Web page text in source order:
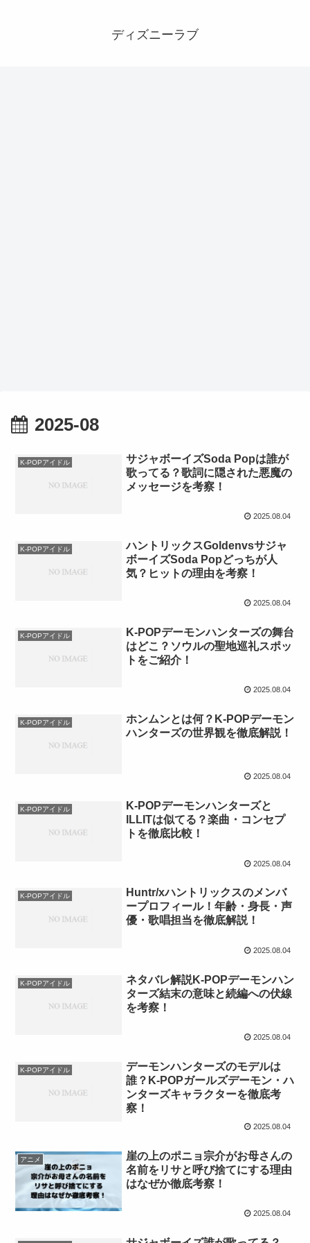
ディズニーラブ
2025-08
K-POPアイドル
サジャボーイズSoda Popは誰が
歌ってる？歌詞に隠された悪魔の
メッセージを考察！
2025.08.04
K-POPアイドル
ハントリックスGoldenvsサジャ
ボーイズSoda Popどっちが人
気？ヒットの理由を考察！
2025.08.04
K-POPアイドル
K-POPデーモンハンターズの舞台
はどこ？ソウルの聖地巡礼スポッ
トをご紹介！
2025.08.04
K-POPアイドル
ホンムンとは何？K-POPデーモン
ハンターズの世界観を徹底解説！
2025.08.04
K-POPアイドル
K-POPデーモンハンターズと
ILLITは似てる？楽曲・コンセプ
トを徹底比較！
2025.08.04
K-POPアイドル
Huntr/xハントリックスのメンバ
ープロフィール！年齢・身長・声
優・歌唱担当を徹底解説！
2025.08.04
K-POPアイドル
ネタバレ解説K-POPデーモンハン
ターズ結末の意味と続編への伏線
を考察！
2025.08.04
K-POPアイドル
デーモンハンターズのモデルは
誰？K-POPガールズデーモン・ハ
ンターズキャラクターを徹底考
察！
2025.08.04
アニメ
崖の上のポニョ宗介がお母さんの
名前をリサと呼び捨てにする理由
はなぜか徹底考察！
2025.08.04